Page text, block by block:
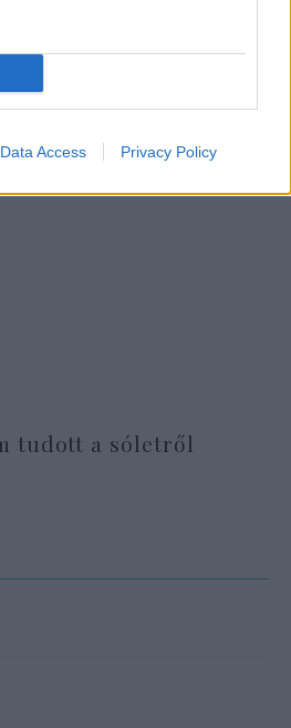
Data Access Privacy Policy
tudott a sóletről